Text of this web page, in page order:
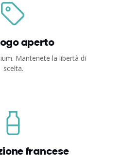
aperto
Mantenete la libertà di
scelta.
francese